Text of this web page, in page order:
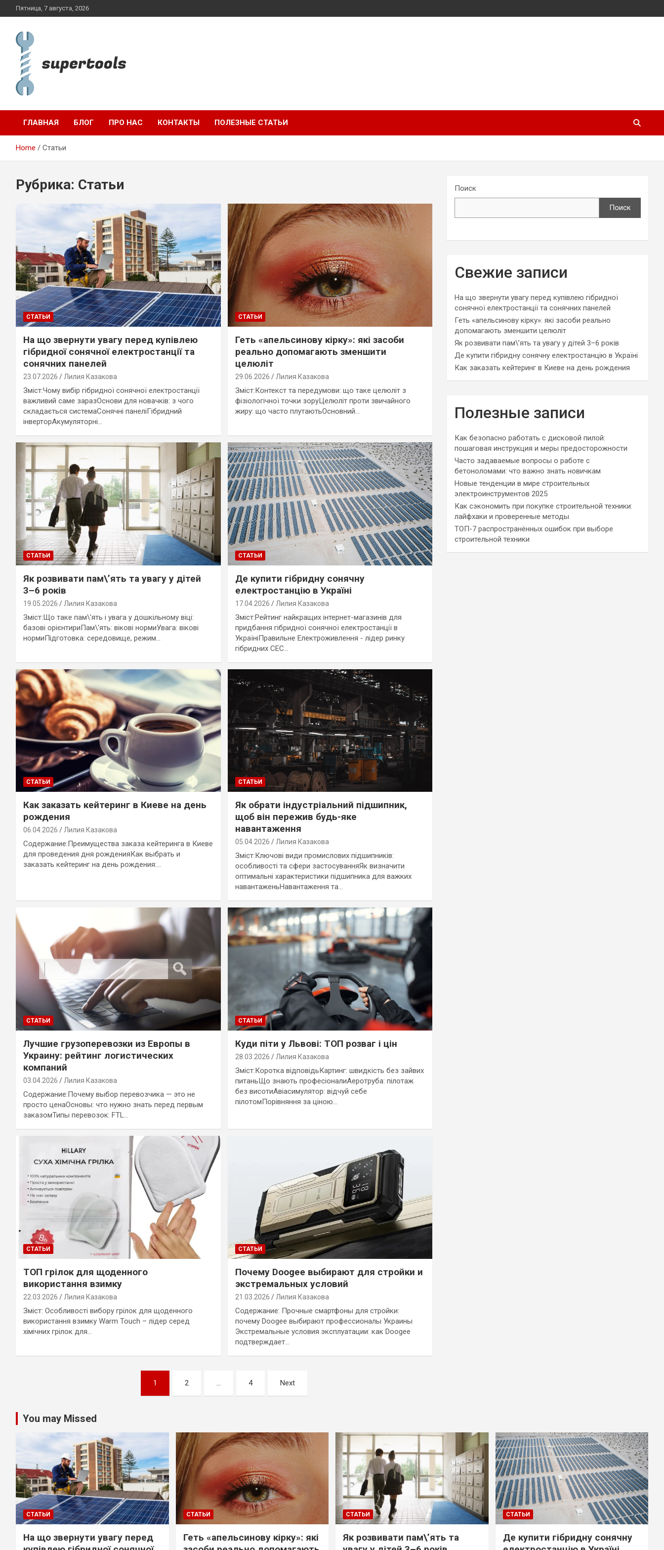
to
Пятница, 7 августа, 2026
supertools.com.ua
ГЛАВНАЯ БЛОГ ПРО НАС КОНТАКТЫ ПОЛЕЗНЫЕ СТАТЬИ
Home Статьи
Рубрика: Статьи
СТАТЬИ
На що звернути увагу перед купівлею
гібридної сонячної електростанції та
сонячних панелей
23.07.2026 Лилия Казакова
Зміст:Чому вибір гібридної сонячної електростанції
важливий саме заразОснови для новачків: з чого
складається системаСонячні панеліГібридний
інверторАкумуляторні…
СТАТЬИ
Геть «апельсинову кірку»: які засоби
реально допомагають зменшити
целюліт
29.06.2026 Лилия Казакова
Зміст:Контекст та передумови: що таке целюліт з
фізіологічної точки зоруЦелюліт проти звичайного
жиру: що часто плутаютьОсновний…
СТАТЬИ
Як розвивати пам\’ять та увагу у дітей
3–6 років
19.05.2026 Лилия Казакова
Зміст:Що таке пам\'ять і увага у дошкільному віці:
базові орієнтириПам\'ять: вікові нормиУвага: вікові
нормиПідготовка: середовище, режим…
СТАТЬИ
Де купити гібридну сонячну
електростанцію в Україні
17.04.2026 Лилия Казакова
Зміст:Рейтинг найкращих інтернет-магазинів для
придбання гібридної сонячної електростанції в
УкраїніПравильне Електроживлення - лідер ринку
гібридних СЕС…
СТАТЬИ
Как заказать кейтеринг в Киеве на день
рождения
06.04.2026 Лилия Казакова
Содержание:Преимущества заказа кейтеринга в Киеве
для проведения дня рожденияКак выбрать и
заказать кейтеринг на день рождения:…
СТАТЬИ
Як обрати індустріальний підшипник,
щоб він пережив будь-яке
навантаження
05.04.2026 Лилия Казакова
Зміст:Ключові види промислових підшипників:
особливості та сфери застосуванняЯк визначити
оптимальні характеристики підшипника для важких
навантаженьНавантаження та…
СТАТЬИ
Лучшие грузоперевозки из Европы в
Украину: рейтинг логистических
компаний
03.04.2026 Лилия Казакова
Содержание:Почему выбор перевозчика — это не
просто ценаОсновы: что нужно знать перед первым
заказомТипы перевозок: FTL…
СТАТЬИ
Куди піти у Львові: ТОП розваг і цін
28.03.2026 Лилия Казакова
Зміст:Коротка відповідьКартинг: швидкість без зайвих
питаньЩо знають професіоналиАеротруба: пілотаж
без висотиАвіасимулятор: відчуй себе
пілотомПорівняння за ціною…
СТАТЬИ
ТОП грілок для щоденного
використання взимку
22.03.2026 Лилия Казакова
Зміст: Особливості вибору грілок для щоденного
використання взимку Warm Touch – лідер серед
хімічних грілок для…
СТАТЬИ
Почему Doogee выбирают для стройки и
экстремальных условий
21.03.2026 Лилия Казакова
Содержание: Прочные смартфоны для стройки:
почему Doogee выбирают профессионалы Украины
Экстремальные условия эксплуатации: как Doogee
подтверждает…
записям
1 2 … 4 Next
Поиск
Поиск
Свежие записи
На що звернути увагу перед купівлею гібридної
сонячної електростанції та сонячних панелей
Геть «апельсинову кірку»: які засоби реально
допомагають зменшити целюліт
Як розвивати пам\’ять та увагу у дітей 3–6 років
Де купити гібридну сонячну електростанцію в Україні
Как заказать кейтеринг в Киеве на день рождения
Полезные записи
Как безопасно работать с дисковой пилой:
пошаговая инструкция и меры предосторожности
Часто задаваемые вопросы о работе с
бетоноломами: что важно знать новичкам
Новые тенденции в мире строительных
электроинструментов 2025
Как сэкономить при покупке строительной техники:
лайфхаки и проверенные методы
ТОП-7 распространённых ошибок при выборе
строительной техники
You may Missed
СТАТЬИ
На що звернути увагу перед
СТАТЬИ
Геть «апельсинову кірку»: які
СТАТЬИ
Як розвивати пам\’ять та
СТАТЬИ
Де купити гібридну сонячну